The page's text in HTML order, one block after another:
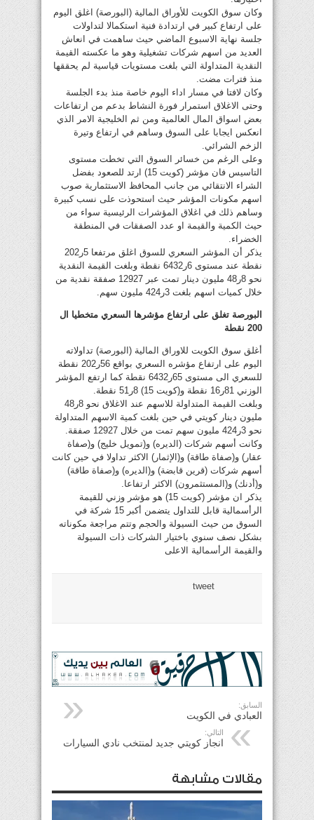
وكان سوق الكويت للأوراق المالية (البورصة) اغلق اليوم
على ارتفاع كبير في ارتدادة فنية استكمالا لتداولات
جلسة نهاية الاسبوع الماضي حيث ساهمت في انعاش
العديد من اسهم شركات تشغيلية وهو ما عكسته القيمة
النقدية المتداولة التي بلغت مستويات قياسية لم يحققها
منذ فترات مضت.
وكان لافتا في مسار اداء اليوم خاصة منذ بدء الجلسة
وحتى الاغلاق استمرار فورة النشاط بدعم من ارتفاعات
بعض اسواق المال العالمية ومن ثم الخليجية الامر الذي
انعكس ايجابا على السوق وساهم في ارتفاع وتيرة
الزخم الشرائي.
وعلى الرغم من خسائر السوق التي تخطت مستوى
التاسيس فان مؤشر (كويت 15) ارتد للصعود بفضل
الشراء الانتقائي من جانب المحافظ الاستثمارية صوب
اسهم مكونات المؤشر حيث استحوذت على نسب كبيرة
وساهم ذلك في اغلاق المؤشرات الرئيسية سواء من
حيث الكمية والقيمة او عدد الصفقات في المنطقة
الخضراء.
يذكر أن المؤشر السعري للسوق اغلق مرتفعا 5ر202
نقطة عند مستوى 6ر6432 نقطة وبلغت القيمة النقدية
نحو 8ر48 مليون دينار تمت عبر 12927 صفقة نقدية من
خلال كميات اسهم بلغت 3ر424 مليون سهم.
البورصة تغلق على ارتفاع مؤشرها السعري متخطيا ال
200 نقطة
أغلق سوق الكويت للاوراق المالية (البورصة) تداولاته
اليوم على ارتفاع مؤشره السعري بواقع 56ر202 نقطة
للسعري الى مستوى 65ر6432 نقطة كما ارتفع المؤشر
الوزني 81ر16 نقطة و(كويت 15) 8ر51 نقطة.
وبلغت القيمة المتداولة للاسهم عند الاغلاق نحو 8ر48
مليون دينار كويتي في حين بلغت كمية الاسهم المتداولة
نحو 3ر424 مليون سهم تمت من خلال 12927 صفقة.
وكانت أسهم شركات (الديره) و(تمويل خليج) و(صفاة
عقار) و(صفاة طاقة) و(الإثمار) الاكثر تداولا في حين كانت
أسهم شركات (قرين قابضة) و(الديره) و(صفاة طاقة)
و(أدنك) و(المستثمرون) الاكثر ارتفاعا.
يذكر ان مؤشر (كويت 15) هو مؤشر وزني للقيمة
الرأسمالية قابل للتداول يتضمن أكبر 15 شركة في
السوق من حيث السيولة والحجم وتتم مراجعة مكوناته
بشكل نصف سنوي باختيار الشركات ذات السيولة
والقيمة الرأسمالية الاعلى
tweet
السابق:
العبادي في الكويت
التالي:
انجاز كويتي جديد لمنتخب نادي السيارات
مقالات مشابهة